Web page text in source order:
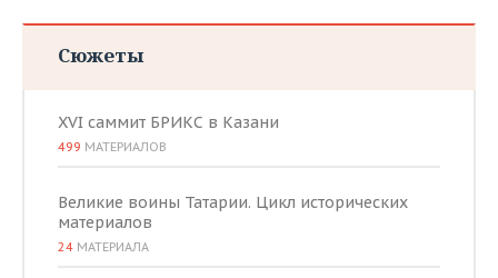
Сюжеты
XVI саммит БРИКС в Казани
499 МАТЕРИАЛОВ
Великие воины Татарии. Цикл исторических
материалов
24 МАТЕРИАЛА